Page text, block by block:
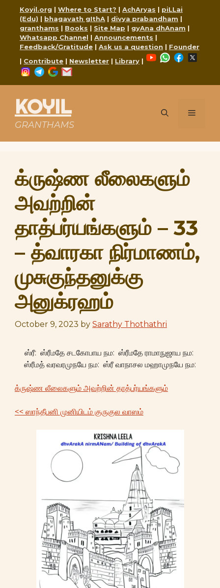
content
Koyil.org | Where to Start? | AchAryas | piLLai
(Edu) | bhagavath gIthA | divya prabandham |
granthams | Books | Site Map | gyAna dhAnam |
Whatsapp Channel | Announcements |
Feedback/Gratitude | Ask us a question | Founder
| Contribute | Newsletter | Library |
YouTubeWhatsApp
Facebook
Instagram
Telegram
Google
KOYIL
GRANTHAMS
Menu
க்ருஷ்ண லீலைகளும்
அவற்றின்
தாத்பர்யங்களும் – 33
– த்வாரகா நிர்மாணம்,
முசுகுந்தனுக்கு
அனுக்ரஹம்
October 9, 2023 by Sarathy Thothathri
ஸ்ரீ: ஸ்ரீமதே சடகோபாய நம: ஸ்ரீமதே ராமாநுஜாய நம:
ஸ்ரீமத் வரவரமுநயே நம: ஸ்ரீ வாநாசல மஹாமுநயே நம:
க்ருஷ்ண லீலைகளும் அவற்றின் தாத்பர்யங்களும்
<< ஸாந்தீபனி முனியிடம் குருகுல வாஸம்